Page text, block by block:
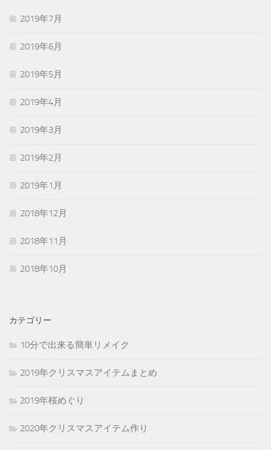
2019年7月
2019年6月
2019年5月
2019年4月
2019年3月
2019年2月
2019年1月
2018年12月
2018年11月
2018年10月
カテゴリー
10分で出来る簡単リメイク
2019年クリスマスアイテムまとめ
2019年桜めぐり
2020年クリスマスアイテム作り